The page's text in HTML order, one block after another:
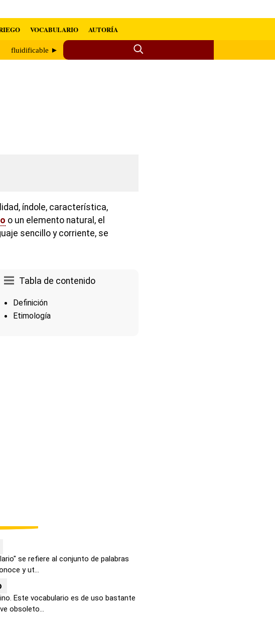
VOCABULARIO AUTORÍA
fluidificable ►
índole, característica,
o un elemento natural, el
sencillo y corriente, se
Tabla de contenido
Definición
Etimología
se refiere al conjunto de palabras
y ut...
Este vocabulario es de uso bastante
obsoleto...